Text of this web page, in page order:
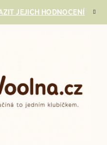
JEJICH HODNOCENÍ